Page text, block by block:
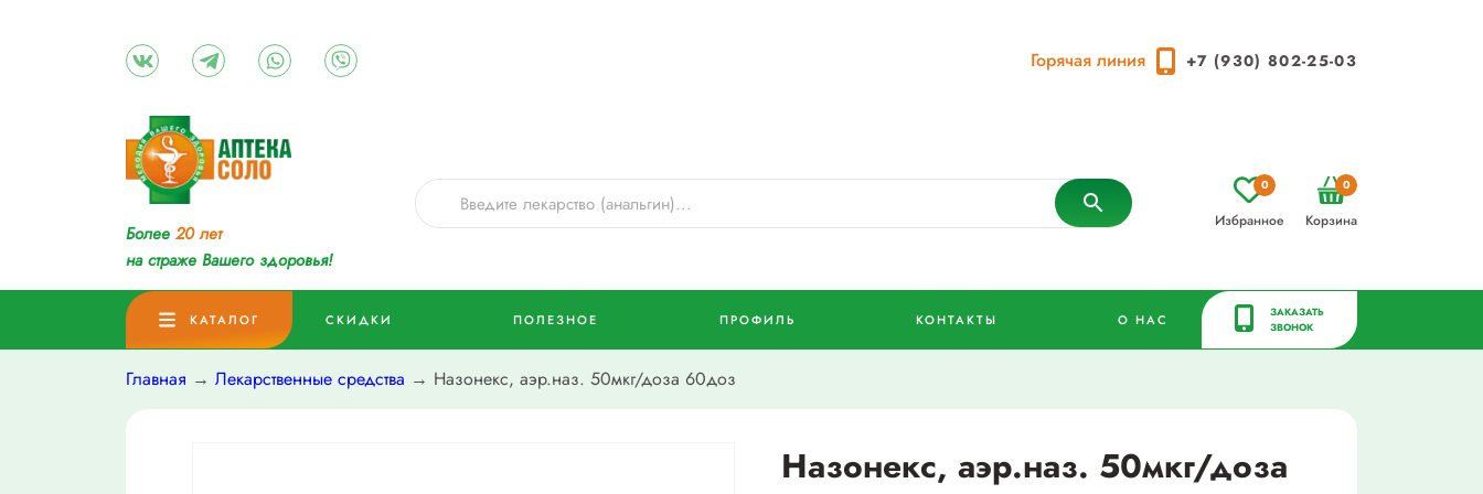
Горячая линия +7 (930) 802-25-03
Более 20 лет
на страже Вашего здоровья!
Избранное
0
Корзина
0
КАТАЛОГ СКИДКИ ПОЛЕЗНОЕ ПРОФИЛЬ КОНТАКТЫ О НАС
ЗАКАЗАТЬ
ЗВОНОК
Главная → Лекарственные средства → Назонекс, аэр.наз. 50мкг/доза 60доз
Назонекс, аэр.наз. 50мкг/доза